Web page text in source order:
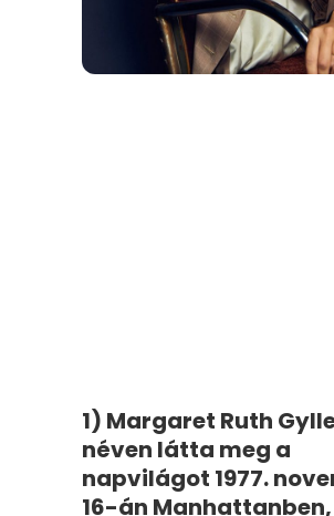
1) Margaret Ruth
néven látta meg a
napvilágot 1977.
16-án Manhattanben,